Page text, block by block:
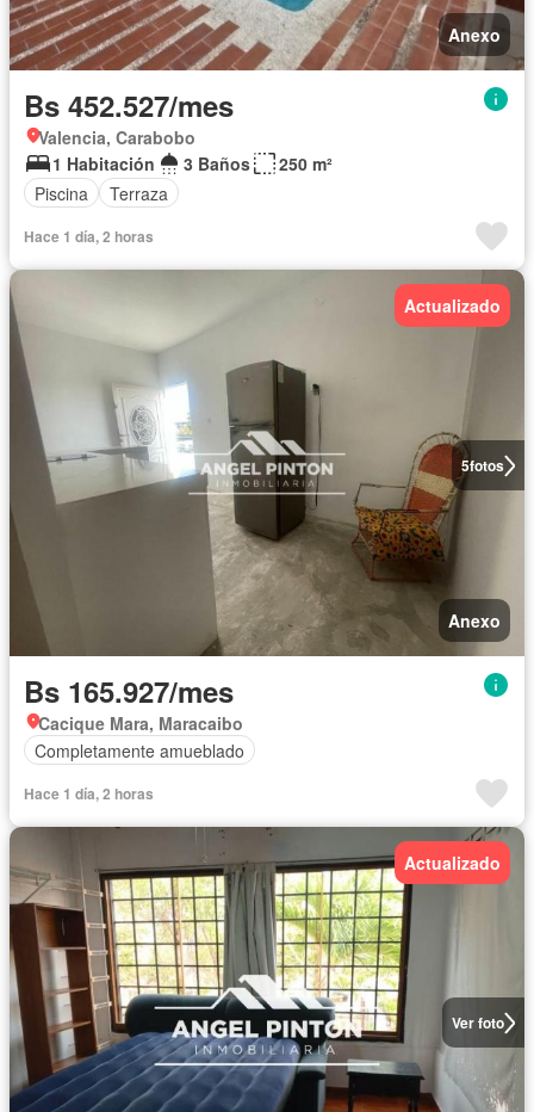
Anexo
Bs 452.527/mes
Valencia, Carabobo
1 Habitación
3 Baños
250 m²
Piscina
Terraza
Hace 1 día, 2 horas
5fotos
Actualizado
Anexo
Bs 165.927/mes
Cacique Mara, Maracaibo
Completamente amueblado
Hace 1 día, 2 horas
Ver foto
Actualizado